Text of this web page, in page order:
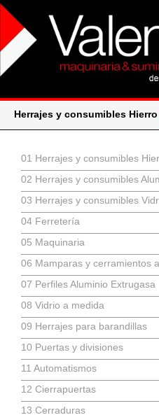
Herrajes y consumibles Hierro
01 Herrajes y consumibles
02 Herrajes y consumibles
03 Herrajes y consumibles
04 Ferretería
05 Maquinaria
06 Mamparas y cerramientos
07 Perfiles Aluminio Extrugasa
08 Vidrio a medida
09 Herrajes para barandillas
10 Puertas y divisiones
11 Automatismos
12 Cierrapuertas
13 Cerraduras